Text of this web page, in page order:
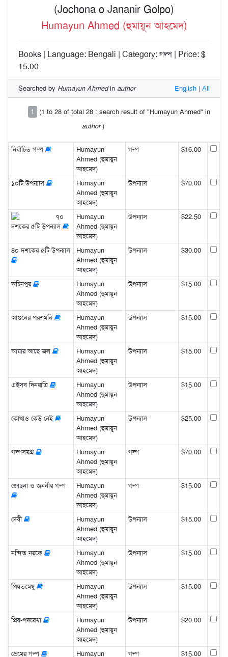
(Jochona o Jananir Golpo)
Humayun Ahmed (হুমায়ূন আহমেদ)
Books | Language: Bengali | Category: গল্প | Price: $
15.00
Searched by Humayun Ahmedin author English | All
1
(1 to 28 of total 28 : search result of "Humayun Ahmed" in
author)
নির্বাচিত গল্প
Humayun
Ahmed (হুমায়ুন
আহমেদ)
গল্প $16.00
১০টি উপন্যাস
Humayun
Ahmed (হুমায়ূন
আহমেদ)
উপন্যাস $70.00
৭০
দশকের ৫টি উপন্যাস
Humayun
Ahmed (হুমায়ূন
আহমেদ)
উপন্যাস $22.50
8০ দশকের ৫টি উপন্যাস
Humayun
Ahmed (হুমায়ূন
আহমেদ)
উপন্যাস $30.00
অচিনপুর
Humayun
Ahmed (হুমায়ূন
আহমেদ)
উপন্যাস $15.00
আগুনের পরশমনি
Humayun
Ahmed (হুমায়ূন
আহমেদ)
উপন্যাস $15.00
আমার আছে জল
Humayun
Ahmed (হুমায়ূন
আহমেদ)
উপন্যাস $15.00
এইসব দিনরাত্রি
Humayun
Ahmed (হুমায়ূন
আহমেদ)
উপন্যাস $15.00
কোথাও কেউ নেই
Humayun
Ahmed (হুমায়ূন
আহমেদ)
উপন্যাস $25.00
গল্পসমগ্র
Humayun
Ahmed (হুমায়ূন
আহমেদ)
গল্প $70.00
জোছনা ও জননীর গল্প
Humayun
Ahmed (হুমায়ূন
আহমেদ)
গল্প $15.00
দেবী
Humayun
Ahmed (হুমায়ূন
আহমেদ)
উপন্যাস $15.00
নন্দিত নরকে
Humayun
Ahmed (হুমায়ূন
আহমেদ)
উপন্যাস $15.00
প্রিয়তমেষু
Humayun
Ahmed (হুমায়ূন
আহমেদ)
উপন্যাস $15.00
প্রিয়-পদরেখা
Humayun
Ahmed (হুমায়ূন
আহমেদ)
উপন্যাস $20.00
প্রেমের গল্প
Humayun
গল্প $15.00